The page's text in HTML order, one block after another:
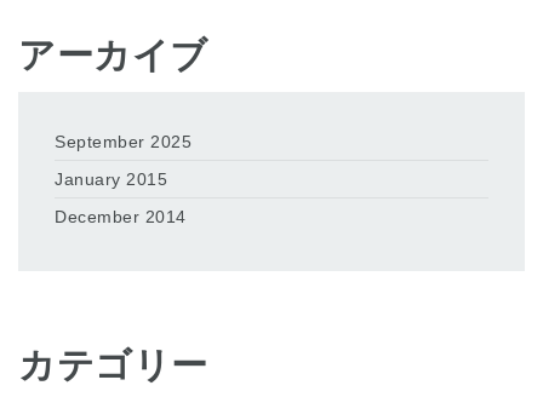
アーカイブ
September 2025
January 2015
December 2014
カテゴリー